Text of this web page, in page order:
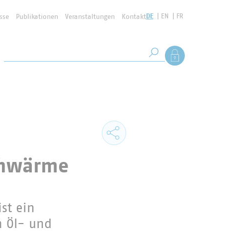
Publikationen Veranstaltungen KontaktDE EN FR
Suche starten
Als Mitglied
ein
Öl- und